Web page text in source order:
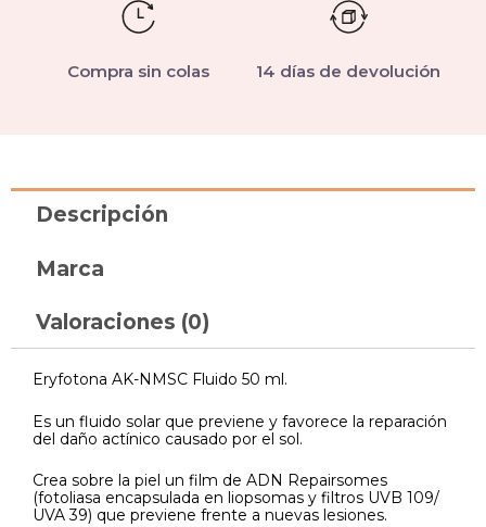
Compra sin colas 14 días de devolución
Descripción
Marca
Valoraciones (0)
Eryfotona AK-NMSC Fluido 50 ml.
Es un fluido solar que previene y favorece la reparación
del daño actínico causado por el sol.
Crea sobre la piel un film de ADN Repairsomes
(fotoliasa encapsulada en liopsomas y filtros UVB 109/
UVA 39) que previene frente a nuevas lesiones.